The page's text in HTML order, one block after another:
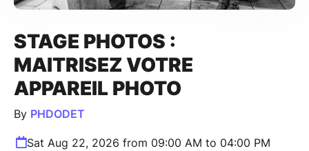
STAGE PHOTOS :
MAITRISEZ VOTRE
APPAREIL PHOTO
By PHDODET
Sat Aug 22, 2026 from 09:00 AM to 04:00 PM